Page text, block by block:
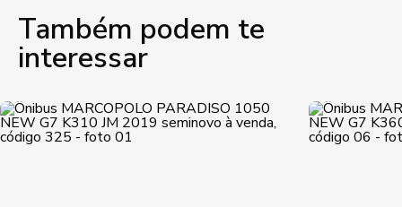
Também podem te
interessar